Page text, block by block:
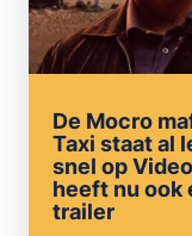
De Mocro
Taxi staat al
snel op
heeft nu ook
trailer